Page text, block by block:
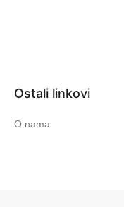
Ostali linkovi
O nama